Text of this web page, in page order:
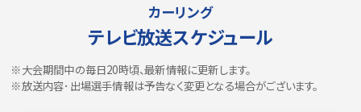
カーリング
テレビ放送スケジュール
※大会期間中の毎日20時頃、最新情報に更新します。
※放送内容･出場選手情報は予告なく変更となる場合がございます。